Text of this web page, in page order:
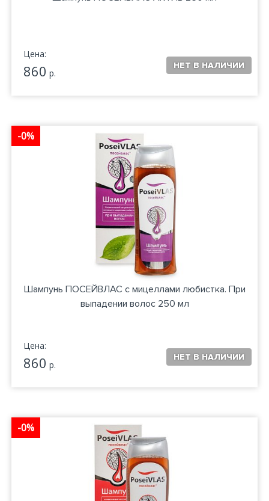
Цена:
860 р.
-0%
Шампунь ПОСЕЙВЛАС с мицеллами любистка. При
выпадении волос 250 мл
Цена:
860 р.
-0%